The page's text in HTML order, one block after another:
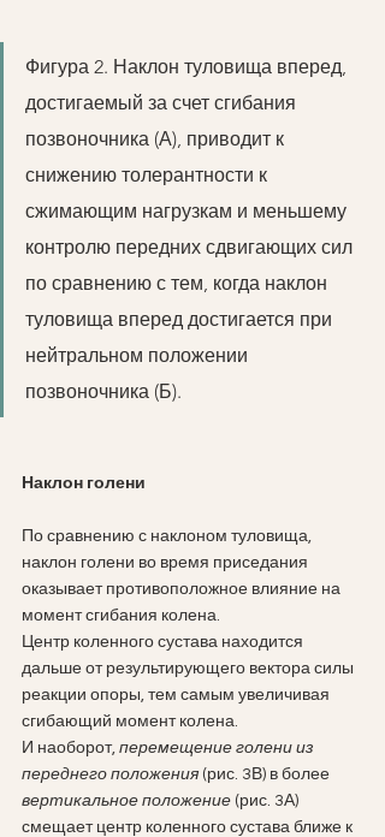
Фигура 2. Наклон туловища вперед,
достигаемый за счет сгибания
позвоночника (А), приводит к
снижению толерантности к
сжимающим нагрузкам и меньшему
контролю передних сдвигающих сил
по сравнению с тем, когда наклон
туловища вперед достигается при
нейтральном положении
позвоночника (Б).
Наклон голени
По сравнению с наклоном туловища,
наклон голени во время приседания
оказывает противоположное влияние на
момент сгибания колена.
Центр коленного сустава находится
дальше от результирующего вектора силы
реакции опоры, тем самым увеличивая
сгибающий момент колена.
И наоборот, перемещение голени из
переднего положения (рис. 3В) в более
вертикальное положение (рис. 3А)
смещает центр коленного сустава ближе к